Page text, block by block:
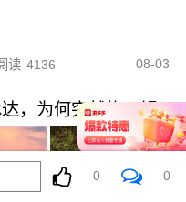
读 4136 08-03
，为何突然炸了锅
0 0